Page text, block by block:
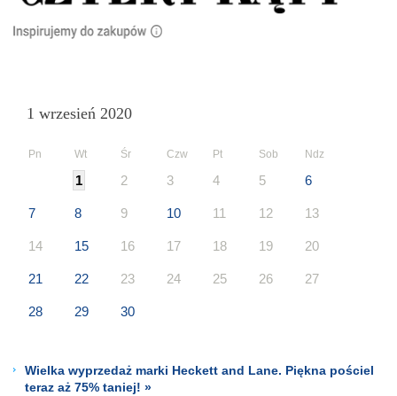
1 wrzesień 2020
Pn Wt Śr Czw Pt Sob Ndz
1 2 3 4 5 6
7 8 9 10 11 12 13
14 15 16 17 18 19 20
21 22 23 24 25 26 27
28 29 30
Wielka wyprzedaż marki Heckett and Lane. Piękna pościel
teraz aż 75% taniej! »